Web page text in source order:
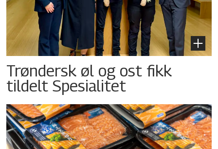
Trøndersk øl og ost fikk
tildelt Spesialitet